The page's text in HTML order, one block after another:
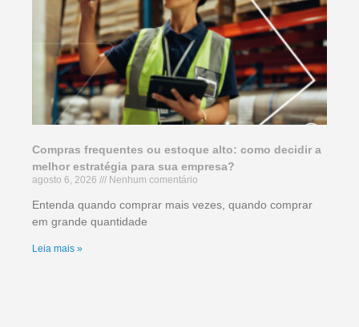
Compras frequentes ou estoque alto: como decidir a
melhor estratégia para sua empresa?
agosto 6, 2026 Nenhum comentário
Entenda quando comprar mais vezes, quando comprar
em grande quantidade
Leia mais »